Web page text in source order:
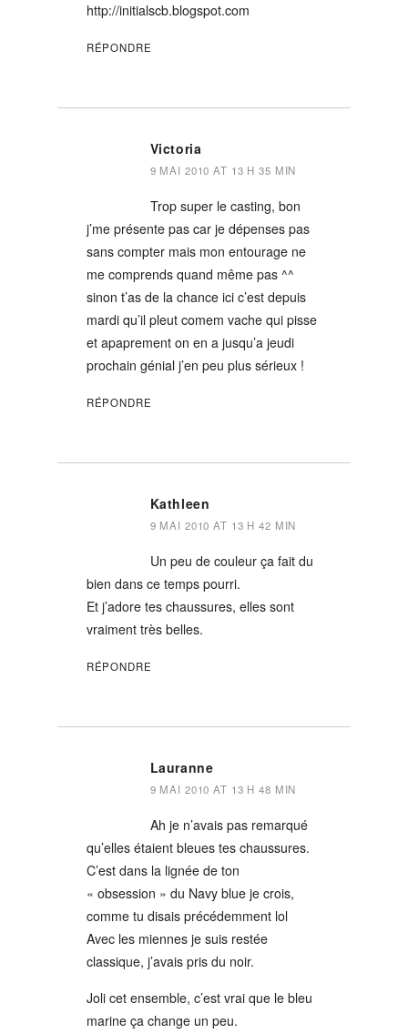
http://initialscb.blogspot.com
RÉPONDRE
Victoria
9 MAI 2010 AT 13 H 35 MIN
Trop super le casting, bon
j’me présente pas car je dépenses pas
sans compter mais mon entourage ne
me comprends quand même pas ^^
sinon t’as de la chance ici c’est depuis
mardi qu’il pleut comem vache qui pisse
et apaprement on en a jusqu’a jeudi
prochain génial j’en peu plus sérieux !
RÉPONDRE
Kathleen
9 MAI 2010 AT 13 H 42 MIN
Un peu de couleur ça fait du
bien dans ce temps pourri.
Et j’adore tes chaussures, elles sont
vraiment très belles.
RÉPONDRE
Lauranne
9 MAI 2010 AT 13 H 48 MIN
Ah je n’avais pas remarqué
qu’elles étaient bleues tes chaussures.
C’est dans la lignée de ton
« obsession » du Navy blue je crois,
comme tu disais précédemment lol
Avec les miennes je suis restée
classique, j’avais pris du noir.
Joli cet ensemble, c’est vrai que le bleu
marine ça change un peu.